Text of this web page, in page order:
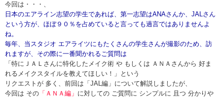
今回は・・・、
日本のエアライン志望の学生であれば、第一志望はANAさんか、JALさん
という方が、ほぼ９０％を占めていると言っても過言ではありませんよ
ね。
毎年、当スタジオ エアライツにもたくさんの学生さんが撮影のため、訪
れますが、その際に一番聞かれるご質問は
「特にＪＡＬさんに特化したメイク術 や もしくは ＡＮＡさんから 好ま
れるメイクスタイルを教えてほしい！」という
リクエストが 多く、前回は「JAL編」について解説しましたが、
今回は その 「ＡＮＡ編」 に対しての ご質問に シンプルに 且つ 分かりや